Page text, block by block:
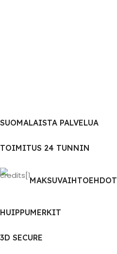
SUOMALAISTA PALVELUA
TOIMITUS 24 TUNNIN
MAKSUVAIHTOEHDOT
HUIPPUMERKIT
3D SECURE